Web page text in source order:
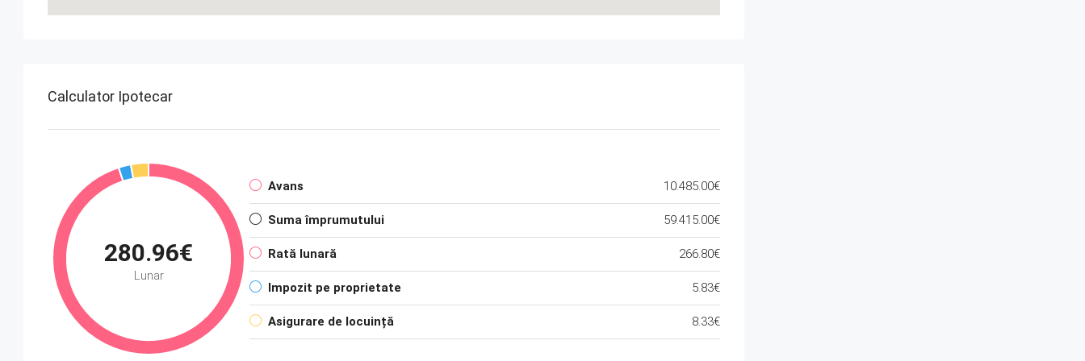
Calculator Ipotecar
280.96€
Lunar
Avans 10.485.00€
Suma împrumutului 59.415.00€
Rată lunară 266.80€
Impozit pe proprietate 5.83€
Asigurare de locuință 8.33€